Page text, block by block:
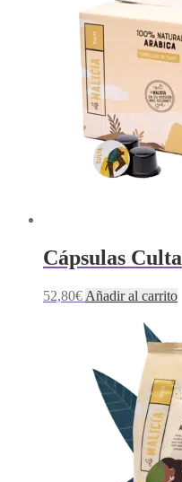
Cápsulas Culta
52,80€ Añadir al carrito